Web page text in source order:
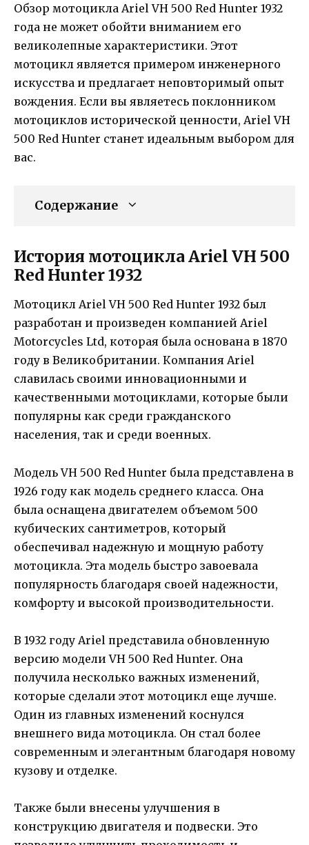
Обзор мотоцикла Ariel VH 500 Red Hunter 1932
года не может обойти вниманием его
великолепные характеристики. Этот
мотоцикл является примером инженерного
искусства и предлагает неповторимый опыт
вождения. Если вы являетесь поклонником
мотоциклов исторической ценности, Ariel VH
500 Red Hunter станет идеальным выбором для
вас.
Содержание
История мотоцикла Ariel VH 500
Red Hunter 1932
Мотоцикл Ariel VH 500 Red Hunter 1932 был
разработан и произведен компанией Ariel
Motorcycles Ltd, которая была основана в 1870
году в Великобритании. Компания Ariel
славилась своими инновационными и
качественными мотоциклами, которые были
популярны как среди гражданского
населения, так и среди военных.
Модель VH 500 Red Hunter была представлена в
1926 году как модель среднего класса. Она
была оснащена двигателем объемом 500
кубических сантиметров, который
обеспечивал надежную и мощную работу
мотоцикла. Эта модель быстро завоевала
популярность благодаря своей надежности,
комфорту и высокой производительности.
В 1932 году Ariel представила обновленную
версию модели VH 500 Red Hunter. Она
получила несколько важных изменений,
которые сделали этот мотоцикл еще лучше.
Один из главных изменений коснулся
внешнего вида мотоцикла. Он стал более
современным и элегантным благодаря новому
кузову и отделке.
Также были внесены улучшения в
конструкцию двигателя и подвески. Это